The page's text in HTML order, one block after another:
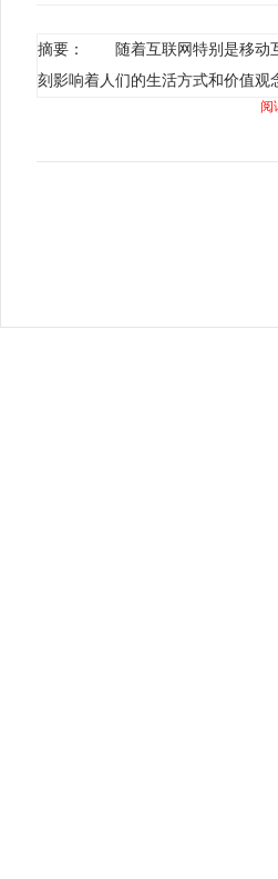
摘要： 随着互联网特别是移动互
刻影响着人们的生活方式和价值观
阅